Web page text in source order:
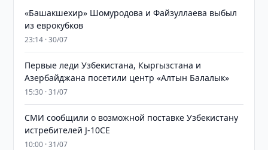
«Башакшехир» Шомуродова и Файзуллаева выбыл
из еврокубков
23:14 · 30/07
Первые леди Узбекистана, Кыргызстана и
Азербайджана посетили центр «Алтын Балалык»
15:30 · 31/07
СМИ сообщили о возможной поставке Узбекистану
истребителей J-10CE
10:00 · 31/07